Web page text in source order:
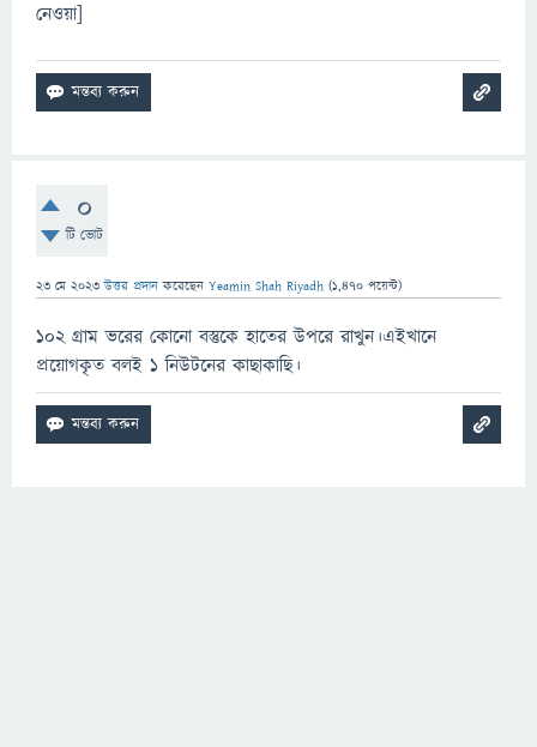
নেওয়া]
0
টি ভোট
23 মে 2023 উত্তর প্রদান করেছেন Yeamin Shah Riyadh (1,470 পয়েন্ট)
১০২ গ্রাম ভরের কোনো বস্তুকে হাতের উপরে রাখুন।এইখানে
প্রয়োগকৃত বলই ১ নিউটনের কাছাকাছি।